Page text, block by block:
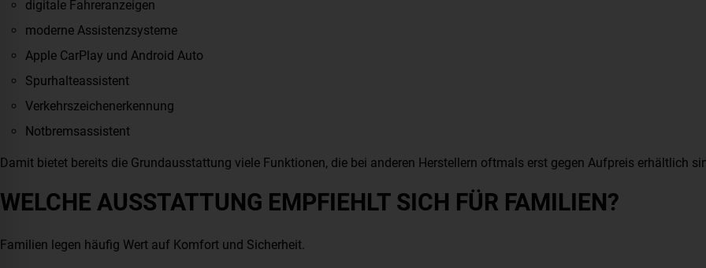
digitale Fahreranzeigen
moderne Assistenzsysteme
Apple CarPlay und Android Auto
Spurhalteassistent
Verkehrszeichenerkennung
Notbremsassistent
Damit bietet bereits die Grundausstattung viele Funktionen, die bei anderen Herstellern oftmals erst gegen Aufpreis erhältlich
WELCHE AUSSTATTUNG EMPFIEHLT SICH FÜR FAMILIEN?
Familien legen häufig Wert auf Komfort und Sicherheit.